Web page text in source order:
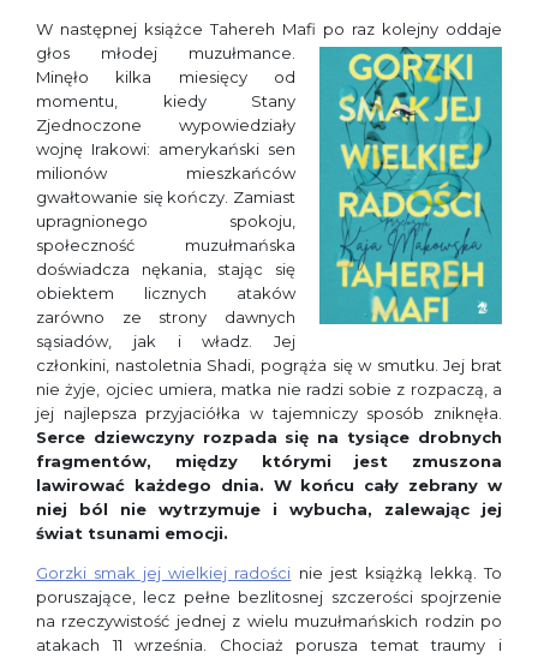
W następnej książce Tahereh Mafi po raz kolejny oddaje
głos młodej muzułmance.
Minęło kilka miesięcy od
momentu, kiedy Stany
Zjednoczone wypowiedziały
wojnę Irakowi: amerykański sen
milionów mieszkańców
gwałtowanie się kończy. Zamiast
upragnionego spokoju,
społeczność muzułmańska
doświadcza nękania, stając się
obiektem licznych ataków
zarówno ze strony dawnych
sąsiadów, jak i władz. Jej
członkini, nastoletnia Shadi, pogrąża się w smutku. Jej brat
nie żyje, ojciec umiera, matka nie radzi sobie z rozpaczą, a
jej najlepsza przyjaciółka w tajemniczy sposób zniknęła.
Serce dziewczyny rozpada się na tysiące drobnych
fragmentów, między którymi jest zmuszona
lawirować każdego dnia. W końcu cały zebrany w
niej ból nie wytrzymuje i wybucha, zalewając jej
świat tsunami emocji.
Gorzki smak jej wielkiej radości nie jest książką lekką. To
poruszające, lecz pełne bezlitosnej szczerości spojrzenie
na rzeczywistość jednej z wielu muzułmańskich rodzin po
atakach 11 września. Chociaż porusza temat traumy i